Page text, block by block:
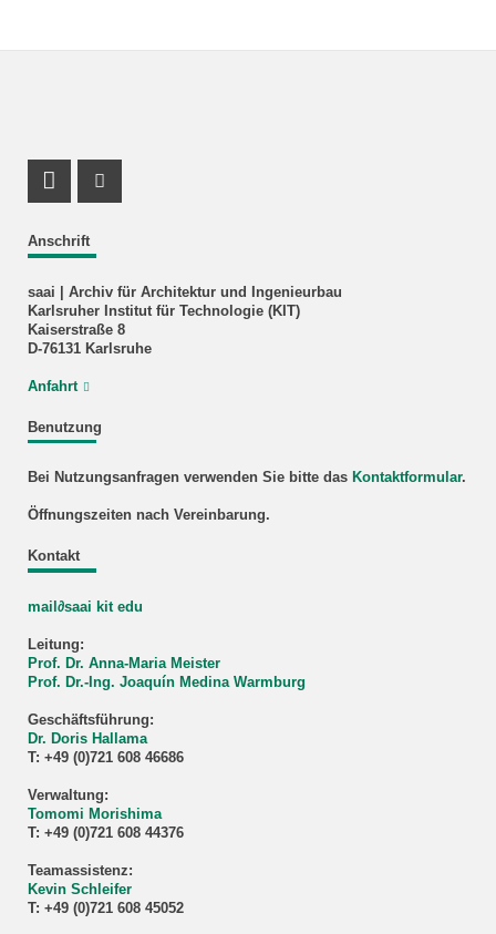
Anschrift
saai | Archiv für Architektur und Ingenieurbau
Karlsruher Institut für Technologie (KIT)
Kaiserstraße 8
D-76131 Karlsruhe
Anfahrt
Benutzung
Bei Nutzungsanfragen verwenden Sie bitte das Kontaktformular.
Öffnungszeiten nach Vereinbarung.
Kontakt
mail∂saai kit edu
Leitung:
Prof. Dr. Anna-Maria Meister
Prof. Dr.-Ing. Joaquín Medina Warmburg
Geschäftsführung:
Dr. Doris Hallama
T: +49 (0)721 608 46686
Verwaltung:
Tomomi Morishima
T: +49 (0)721 608 44376
Teamassistenz:
Kevin Schleifer
T: +49 (0)721 608 45052
Facebook Profil
Instagram Profil